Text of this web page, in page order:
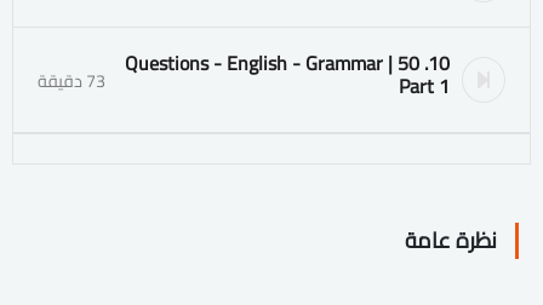
10. 50 Questions - English - Grammar |
Part 1 73 دقيقة
نظرة عامة